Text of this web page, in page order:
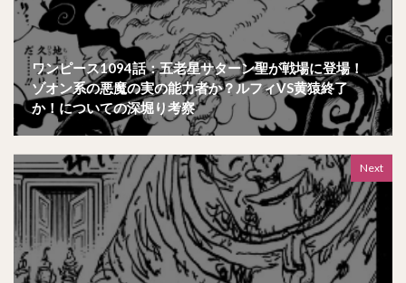
ワンピース1094話：五老星サターン聖が戦場に登場！
ゾオン系の悪魔の実の能力者か？ルフィVS黄猿終了
か！についての深堀り考察
Next